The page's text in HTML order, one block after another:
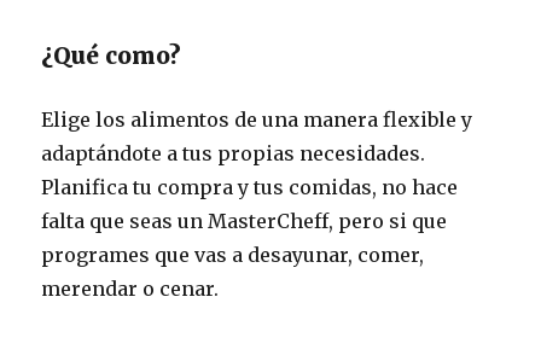
¿Qué como?
Elige los alimentos de una manera flexible y
adaptándote a tus propias necesidades.
Planifica tu compra y tus comidas, no hace
falta que seas un MasterCheff, pero si que
programes que vas a desayunar, comer,
merendar o cenar.